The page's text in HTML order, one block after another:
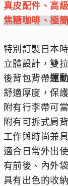
真皮配件、高
焦糖咖啡、極
特別訂製日本
立體設計，雙
後背包背帶運
舒適厚度，保
附有行李帶可
附有可拆式肩
工作與時尚兼
適合日常外出
有前後、內外
具有出色的收